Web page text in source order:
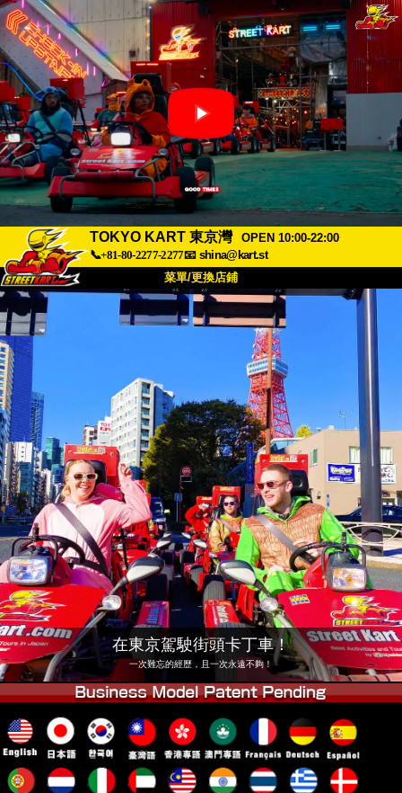
TOKYO KART 東京灣
OPEN 10:00-22:00
📞+81-80-2277-2277📧 shina@kart.st
菜單/更換店鋪
首頁
預訂
更換店鋪
東京 品川 #1 東京 秋葉原 #1
東京 秋葉原 #2 東京 澀谷
東京 澀谷分店 東京灣
東京 淺草 大阪
沖繩
在東京駕駛街頭卡丁車！
一次難忘的經歷，且一次永遠不夠！